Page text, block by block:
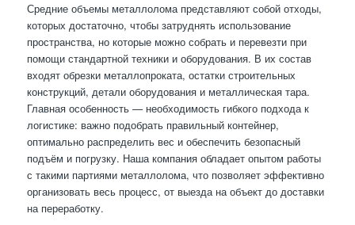
Средние объемы металлолома представляют собой отходы,
которых достаточно, чтобы затруднять использование
пространства, но которые можно собрать и перевезти при
помощи стандартной техники и оборудования. В их состав
входят обрезки металлопроката, остатки строительных
конструкций, детали оборудования и металлическая тара.
Главная особенность — необходимость гибкого подхода к
логистике: важно подобрать правильный контейнер,
оптимально распределить вес и обеспечить безопасный
подъём и погрузку. Наша компания обладает опытом работы
с такими партиями металлолома, что позволяет эффективно
организовать весь процесс, от выезда на объект до доставки
на переработку.